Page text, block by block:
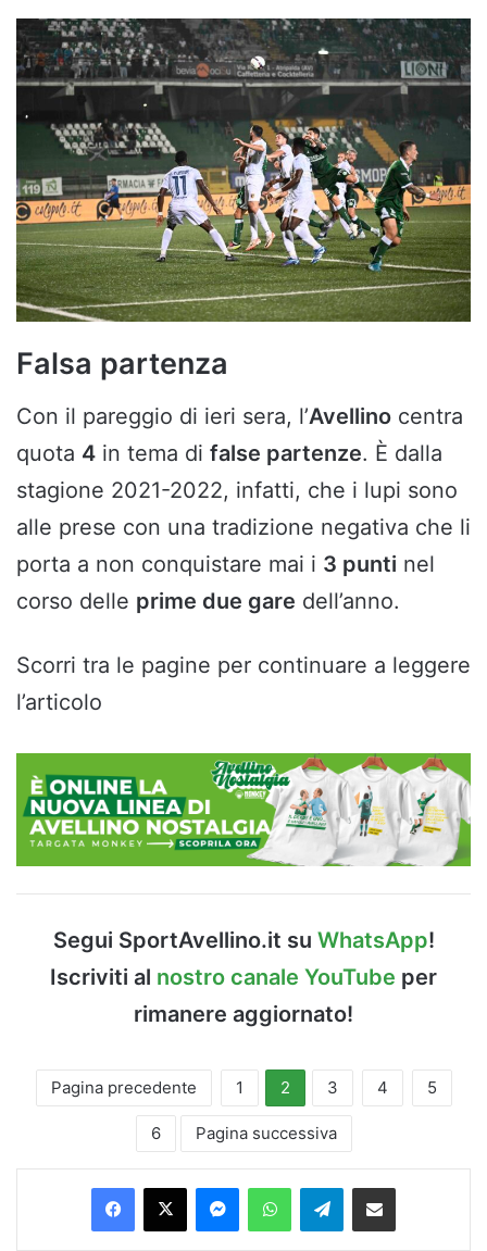
Falsa partenza
Con il pareggio di ieri sera, l’Avellino centra
quota 4 in tema di false partenze. È dalla
stagione 2021-2022, infatti, che i lupi sono
alle prese con una tradizione negativa che li
porta a non conquistare mai i 3 punti nel
corso delle prime due gare dell’anno.
Scorri tra le pagine per continuare a leggere
l’articolo
Segui SportAvellino.it su WhatsApp!
Iscriviti al nostro canale YouTube per
rimanere aggiornato!
Pagina precedente 1 2 3 4 5
6 Pagina successiva
Facebook
X MessengerWhatsAppTelegramCondividi via Email